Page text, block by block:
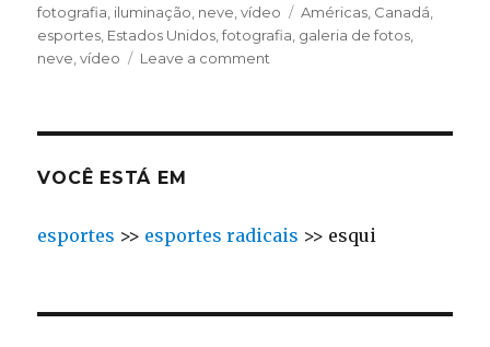
fotografia iluminação neve ,vídeo Tags
Américas Canadá
esportes Estados Unidos ,fotografia galeria de fotos
neve ,vídeo Leave a comment
VOCÊ ESTÁ EM
esportes >> esportes radicais >> esqui